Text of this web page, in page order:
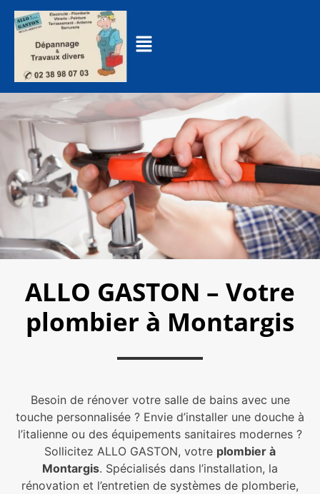
ALLO GASTON – Votre
plombier à Montargis
Besoin de rénover votre salle de bains avec une
touche personnalisée ? Envie d’installer une douche à
l’italienne ou des équipements sanitaires modernes ?
Sollicitez ALLO GASTON, votre plombier à
Montargis. Spécialisés dans l’installation, la
rénovation et l’entretien de systèmes de plomberie,